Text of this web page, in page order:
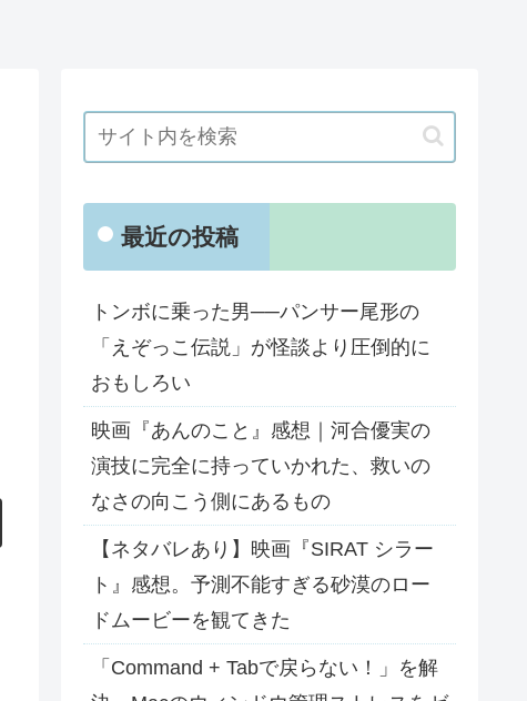
最近の投稿
トンボに乗った男──パンサー尾形の
「えぞっこ伝説」が怪談より圧倒的に
おもしろい
映画『あんのこと』感想｜河合優実の
演技に完全に持っていかれた、救いの
なさの向こう側にあるもの
【ネタバレあり】映画『SIRAT シラー
ト』感想。予測不能すぎる砂漠のロー
ドムービーを観てきた
「Command + Tabで戻らない！」を解